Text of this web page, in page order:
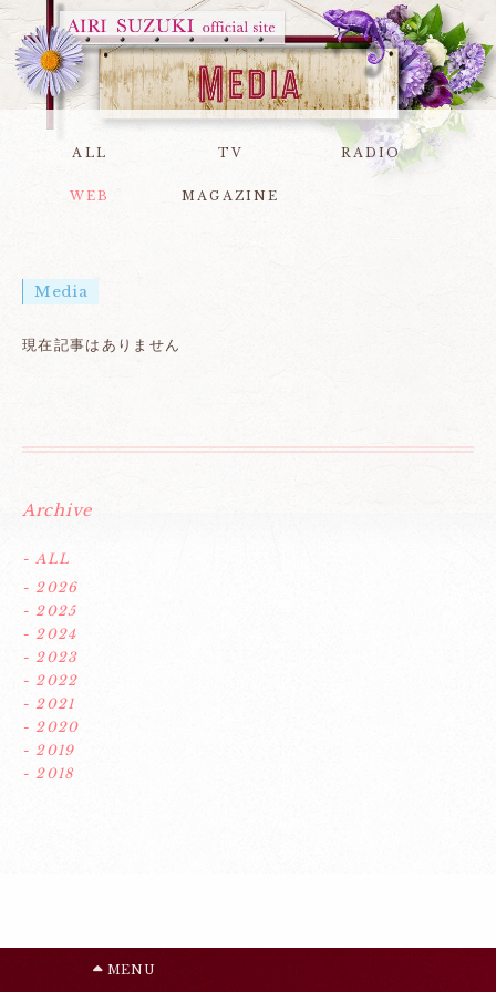
ALL TV RADIO
WEB MAGAZINE
Media
現在記事はありません
Archive
- ALL
- 2026
- 2025
- 2024
- 2023
- 2022
- 2021
- 2020
- 2019
- 2018
MENU